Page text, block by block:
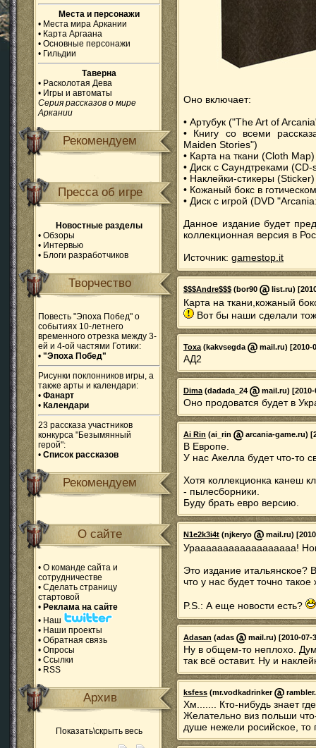
Места и персонажи
• Места мира Аркании
• Карта Аргаана
• Основные персонажи
• Гильдии
Таверна
• Расколотая Дева
• Игры и автоматы
Серия рассказов о мире
Аркании
Рекомендуем
Пресса об игре
Новостные разделы
• Обзоры
• Интервью
• Блоги разработчиков
Творчество
Повесть "Эпоха Побед" о
событиях 10-летнего
временного отрезка между 3-
ей и 4-ой частями Готики:
• "Эпоха Побед"
Рисунки поклонников игры, а
также арты и календари:
• Фанарт
• Календари
23 рассказа участников
конкурса "Безымянный
герой":
• Список рассказов
Рекомендуем
О сайте
• О команде сайта и
сотрудничестве
• Сделать страницу
стартовой
• Реклама на сайте
• Наш
• Наши проекты
• Обратная связь
• Опросы
• Ссылки
• RSS
Архив
Показать\скрыть весь
Оно включает:
• Артубук ("The Art of
• Книгу со всеми
Maiden Stories")
• Карта на ткани (Cloth Map)
• Диск с Саундтреками
• Наклейки-стикеры (Sticker)
• Кожаный бокс в
• Диск с игрой (DVD
Данное издание будет
коллекционная версия в
Источник: gamestop.it
$$$Andre$$$ (bor90 list.ru)
Карта на ткани,кожаный
Вот бы наши сделали
Toxa(kakvsegda mail.ru) [2010-
АД2
Dima(dadada_24 mail.ru)
Оно продоватся будет в
Ai Rin (ai_rin arcania-game.ru)
В Европе.
У нас Акелла будет что-то
Хотя коллекционка канеш
- пылесборники.
Буду брать евро версию.
N1e2k3i4t (njkeryo mail.ru)
Ураааааааааааааааааа!
Это издание итальянское?
что у нас будет точно такое
P.S.: А еще новости есть?
Adasan (adas mail.ru) [2010-07-
Ну в общем-то неплохо.
так всё оставит. Ну и
ksfess (mr.vodkadrinker
Хм....... Кто-нибудь знает
Желательно виз польши
душе нежели росийское, то